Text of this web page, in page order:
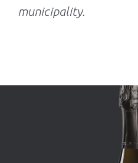
municipality.